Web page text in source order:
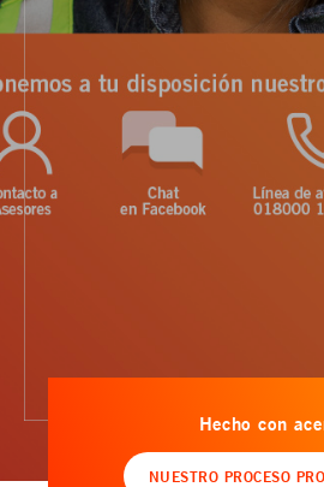
Hecho con
NUESTRO PROCESO